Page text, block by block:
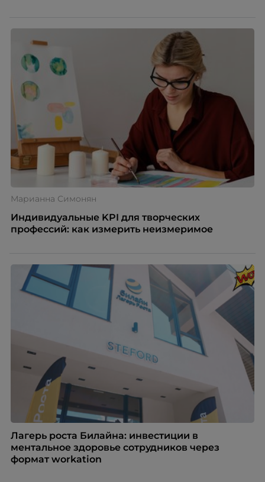
Марианна Симонян
Индивидуальные KPI для творческих
профессий: как измерить неизмеримое
Лагерь роста Билайна: инвестиции в
ментальное здоровье сотрудников через
формат workation